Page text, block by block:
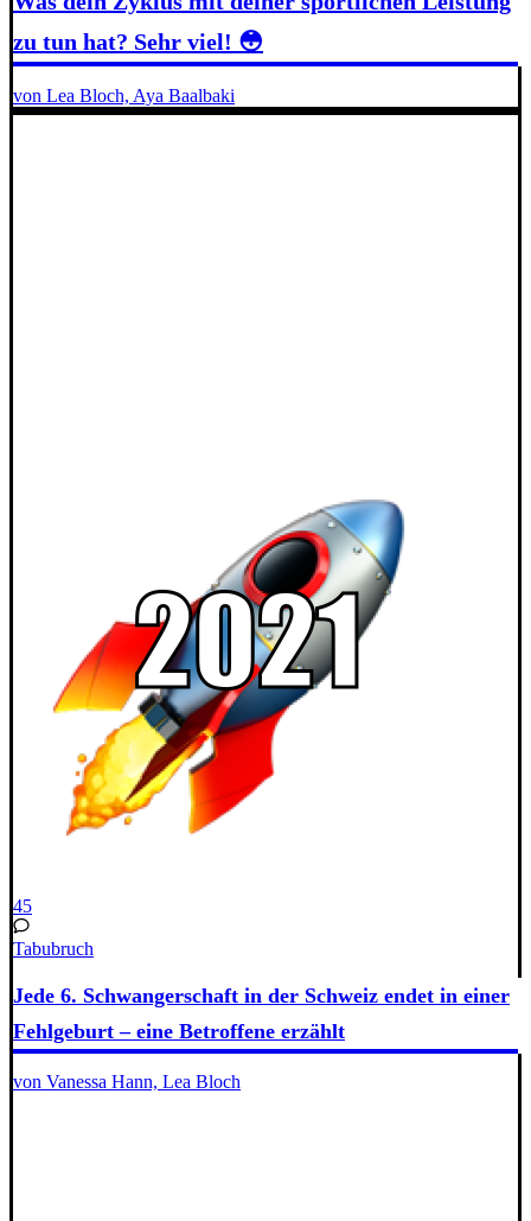
zu tun hat? Sehr viel! 😳
von Lea Bloch, Aya Baalbaki
45
Tabubruch
Jede 6. Schwangerschaft in der Schweiz endet in einer
Fehlgeburt – eine Betroffene erzählt
von Vanessa Hann, Lea Bloch